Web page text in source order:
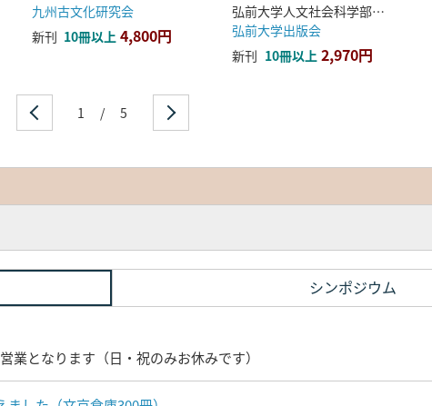
九州古文化研究会
新刊 10冊以上 4,800円
弘前大学人文社会科学部北日本考古学研究センター 編
弘前大学出版会
新刊 10冊以上 2,970円
1 / 5
シンポジウム
業となります（日・祝のみお休みです）